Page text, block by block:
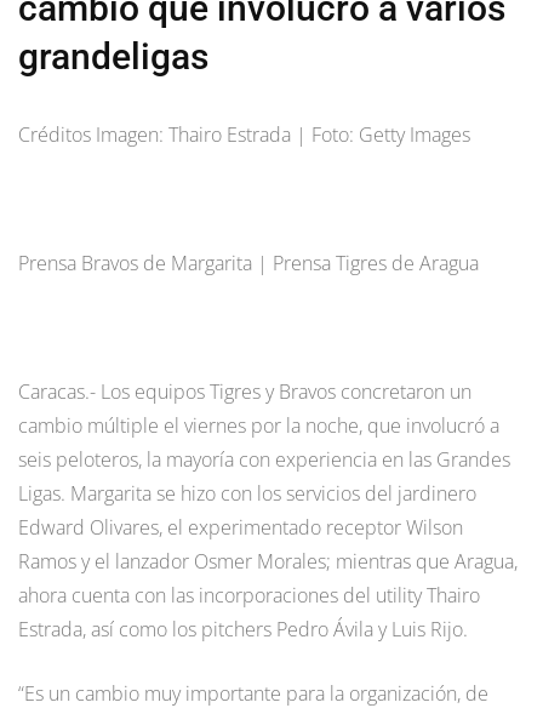
grandeligas
Créditos Imagen: Thairo Estrada | Foto: Getty Images
Prensa Bravos de Margarita | Prensa Tigres de Aragua
Caracas.- Los equipos Tigres y Bravos concretaron un
cambio múltiple el viernes por la noche, que involucró a
seis peloteros, la mayoría con experiencia en las Grandes
Ligas. Margarita se hizo con los servicios del jardinero
Edward Olivares, el experimentado receptor Wilson
Ramos y el lanzador Osmer Morales; mientras que Aragua,
ahora cuenta con las incorporaciones del utility Thairo
Estrada, así como los pitchers Pedro Ávila y Luis Rijo.
“Es un cambio muy importante para la organización, de